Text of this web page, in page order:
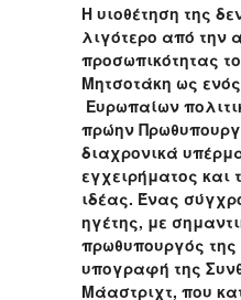
Η υιοθέτηση της
λιγότερο από την
προσωπικότητας
Μητσοτάκη ως
Ευρωπαίων
πρώην
διαχρονικά
εγχειρήματος και
ιδέας. Ένας
ηγέτης, με
πρωθυπουργός
υπογραφή της
Μάαστριχτ, που